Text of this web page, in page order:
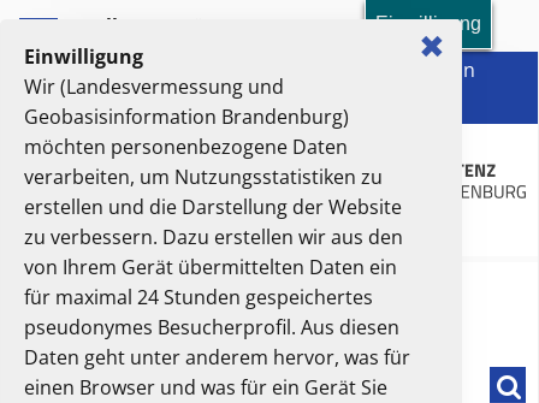
Einwilligung
Einwilligung
Wir (Landesvermessung und
Geobasisinformation Brandenburg)
möchten personenbezogene Daten
verarbeiten, um Nutzungsstatistiken zu
erstellen und die Darstellung der Website
zu verbessern. Dazu erstellen wir aus den
von Ihrem Gerät übermittelten Daten ein
für maximal 24 Stunden gespeichertes
pseudonymes Besucherprofil. Aus diesen
Daten geht unter anderem hervor, was für
einen Browser und was für ein Gerät Sie
✖
Toolbar-Menü
LGB (Landesvermessung und Geobasisinformation
Brandenburg)
Hauptmenü
Sie sind hier: Startseite Geodaten Historische Karten